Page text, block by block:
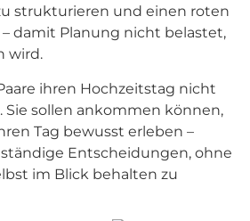
strukturieren und einen roten
– damit Planung nicht belastet,
wird.
ihren Hochzeitstag nicht
Sie sollen ankommen können,
Tag bewusst erleben –
Entscheidungen, ohne
im Blick behalten zu